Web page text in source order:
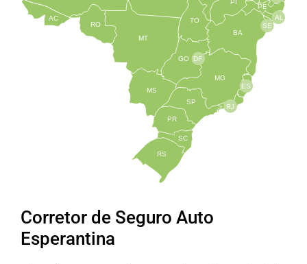
TO
BA
SE
PE
AL
PI
AC
RO
MT
MS
GO
PR
SC
RS
SP
MG
RJ
ES
DF
Corretor de Seguro Auto
Esperantina